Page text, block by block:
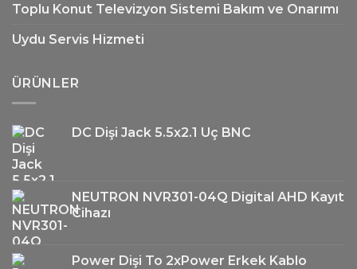
Toplu Konut Televizyon Sistemi Bakım ve Onarımı
Uydu Servis Hizmeti
ÜRÜNLER
DC Dişi Jack 5.5x2.1 Uç BNC
NEUTRON NVR301-04Q Digital AHD Kayıt
Cihazı
Power Dişi To 2xPower Erkek Kablo